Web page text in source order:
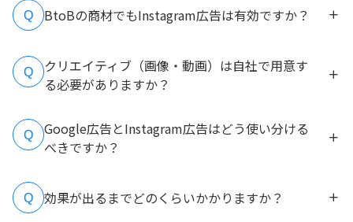
Q BtoBの商材でもInstagram広告は有効ですか？
Q
クリエイティブ（画像・動画）は自社で用意す
る必要がありますか？
Q
Google広告とInstagram広告はどう使い分ける
べきですか？
Q 効果が出るまでどのくらいかかりますか？